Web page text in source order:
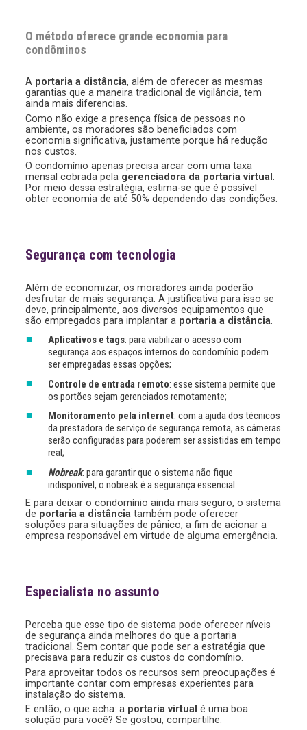
O método oferece grande economia para
condôminos
A portaria a distância, além de oferecer as mesmas
garantias que a maneira tradicional de vigilância, tem
ainda mais diferencias.
Como não exige a presença física de pessoas no
ambiente, os moradores são beneficiados com
economia significativa, justamente porque há redução
nos custos.
O condomínio apenas precisa arcar com uma taxa
mensal cobrada pela gerenciadora da portaria virtual
Por meio dessa estratégia, estima-se que é possível
obter economia de até 50% dependendo das condições.
Segurança com tecnologia
Além de economizar, os moradores ainda poderão
desfrutar de mais segurança. A justificativa para isso se
deve, principalmente, aos diversos equipamentos que
são empregados para implantar a portaria a distância
Aplicativos e tags: para viabilizar o acesso com
segurança aos espaços internos do condomínio podem
ser empregadas essas opções;
Controle de entrada remoto: esse sistema permite que
os portões sejam gerenciados remotamente;
Monitoramento pela internet: com a ajuda dos técnicos
da prestadora de serviço de segurança remota, as câmeras
serão configuradas para poderem ser assistidas em tempo
real;
Nobreak: para garantir que o sistema não fique
indisponível, o nobreak é a segurança essencial.
E para deixar o condomínio ainda mais seguro, o sistema
de portaria a distância também pode oferecer
soluções para situações de pânico, a fim de acionar a
empresa responsável em virtude de alguma emergência.
Especialista no assunto
Perceba que esse tipo de sistema pode oferecer níveis
de segurança ainda melhores do que a portaria
tradicional. Sem contar que pode ser a estratégia que
precisava para reduzir os custos do condomínio.
Para aproveitar todos os recursos sem preocupações é
importante contar com empresas experientes para
instalação do sistema.
E então, o que acha: a portaria virtual é uma boa
solução para você? Se gostou, compartilhe.